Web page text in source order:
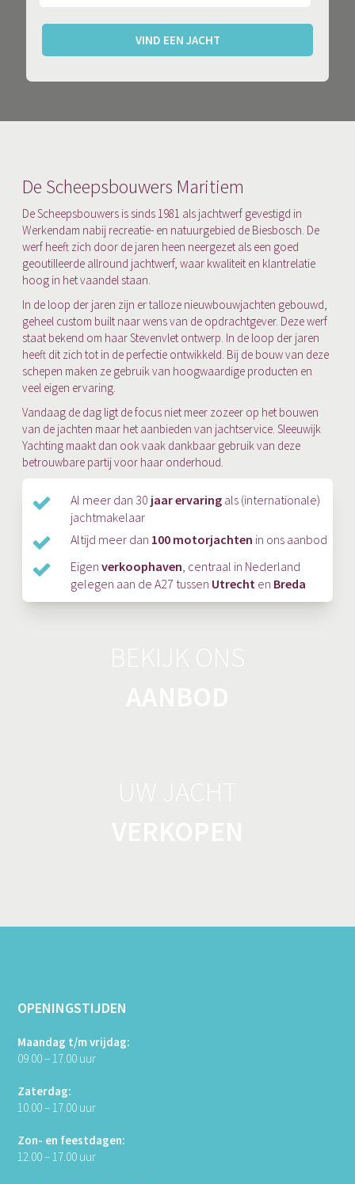
VIND EEN JACHT
De Scheepsbouwers Maritiem
De Scheepsbouwers is sinds 1981 als jachtwerf gevestigd in
Werkendam nabij recreatie- en natuurgebied de Biesbosch. De
werf heeft zich door de jaren heen neergezet als een goed
geoutilleerde allround jachtwerf, waar kwaliteit en klantrelatie
hoog in het vaandel staan.
In de loop der jaren zijn er talloze nieuwbouwjachten gebouwd,
geheel custom built naar wens van de opdrachtgever. Deze werf
staat bekend om haar Stevenvlet ontwerp. In de loop der jaren
heeft dit zich tot in de perfectie ontwikkeld. Bij de bouw van deze
schepen maken ze gebruik van hoogwaardige producten en
veel eigen ervaring.
Vandaag de dag ligt de focus niet meer zozeer op het bouwen
van de jachten maar het aanbieden van jachtservice. Sleeuwijk
Yachting maakt dan ook vaak dankbaar gebruik van deze
betrouwbare partij voor haar onderhoud.
Al meer dan 30 jaar ervaring als (internationale)
jachtmakelaar
Altijd meer dan 100 motorjachten in ons aanbod
Eigenverkoophaven, centraal in Nederland
gelegen aan de A27 tussen Utrecht en Breda
OPENINGSTIJDEN
Maandag t/m vrijdag:
09.00 – 17.00 uur
Zaterdag:
10.00 – 17.00 uur
Zon- en feestdagen:
12.00 – 17.00 uur